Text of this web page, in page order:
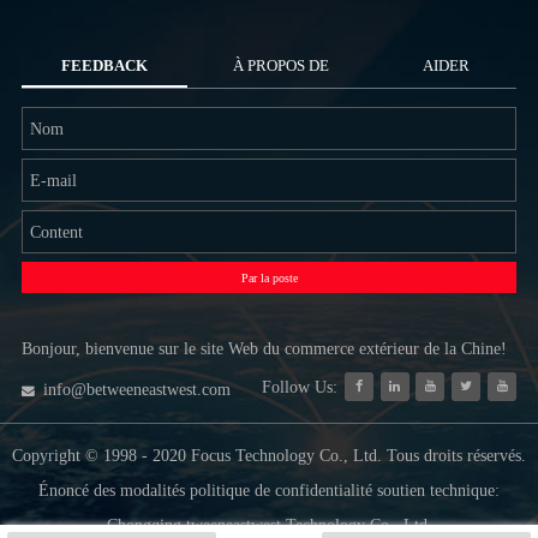
FEEDBACK À PROPOS DE
NOUS
AIDER
Par la poste
Bonjour, bienvenue sur le site Web du commerce extérieur de la Chine!
info@betweeneastwest.com Follow Us:
Copyright © 1998 - 2020 Focus Technology Co., Ltd. Tous droits réservés.
Énoncé des modalités politique de confidentialité soutien technique:
Chongqing tweeneastwest Technology Co., Ltd.